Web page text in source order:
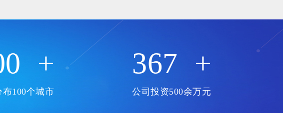
+
布100个城市
500 +
公司投资500余万元